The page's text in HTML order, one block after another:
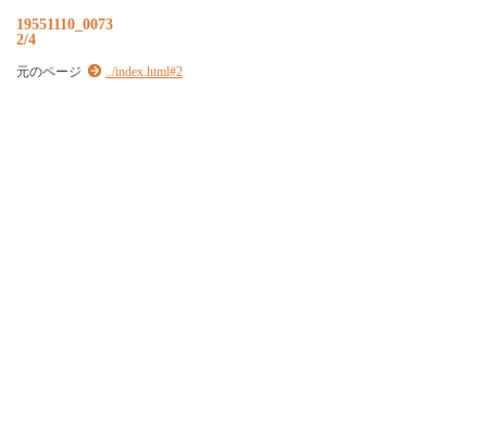
19551110_0073
2/4
元のページ ../index.html#2